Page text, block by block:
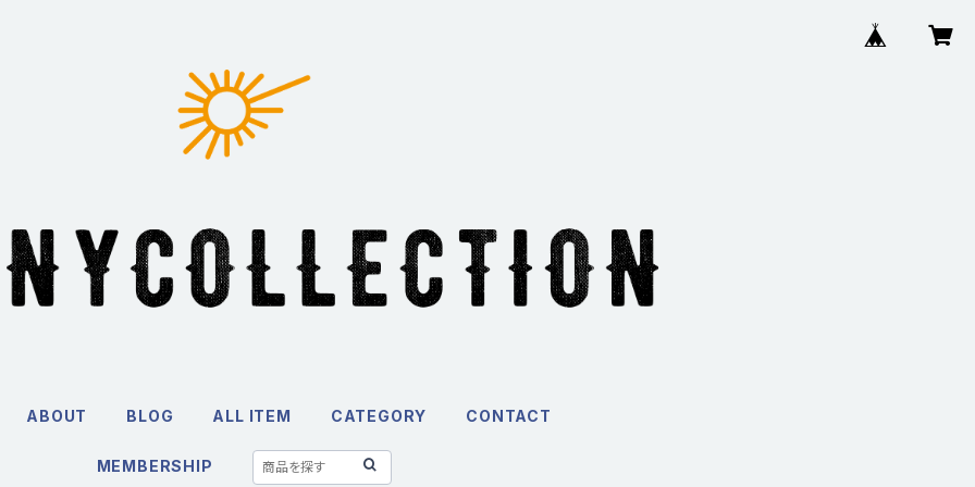
ABOUT BLOG ALL ITEM CATEGORY CONTACT
MEMBERSHIP